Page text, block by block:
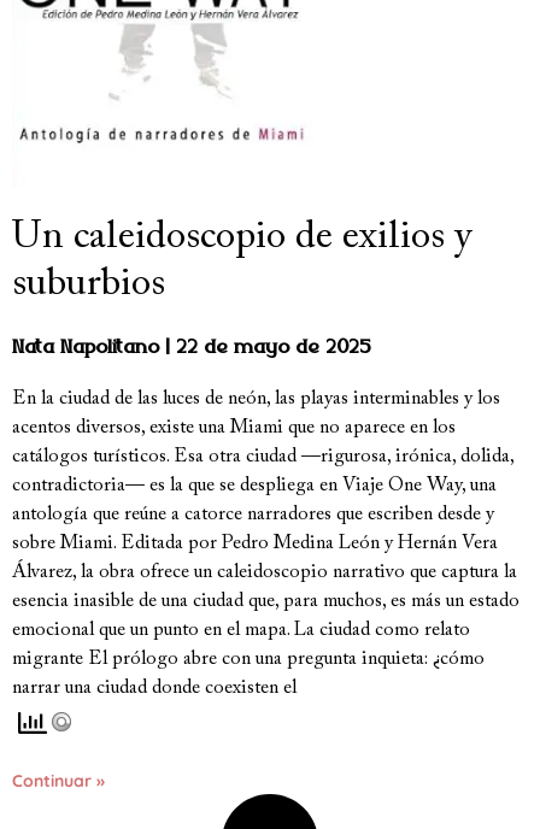
Un caleidoscopio de exilios y
suburbios
Nata Napolitano 22 de mayo de 2025
En la ciudad de las luces de neón, las playas interminables y los
acentos diversos, existe una Miami que no aparece en los
catálogos turísticos. Esa otra ciudad —rigurosa, irónica, dolida,
contradictoria— es la que se despliega en Viaje One Way, una
antología que reúne a catorce narradores que escriben desde y
sobre Miami. Editada por Pedro Medina León y Hernán Vera
Álvarez, la obra ofrece un caleidoscopio narrativo que captura la
esencia inasible de una ciudad que, para muchos, es más un estado
emocional que un punto en el mapa. La ciudad como relato
migrante El prólogo abre con una pregunta inquieta: ¿cómo
narrar una ciudad donde coexisten el
Continuar »